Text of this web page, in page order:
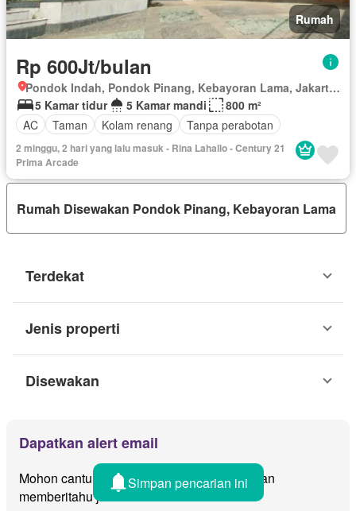
Rumah
Rp 600Jt/bulan
Pondok Indah, Pondok Pinang, Kebayoran Lama, Jakarta Selatan, Daerah Khusus Ibukota Jakarta
5 Kamar tidur
5 Kamar mandi
800 m²
AC
Taman Kolam renang Tanpa perabotan
2 minggu, 2 hari yang lalu masuk - Rina Lahallo - Century 21
Prima Arcade
Rumah Disewakan Pondok Pinang, Kebayoran Lama
Terdekat
Jenis properti
Disewakan
Dapatkan alert email
Mohon cantumkan email anda dan kami akan
memberitahu jika ada iklan baru untuk
Simpan pencarian ini